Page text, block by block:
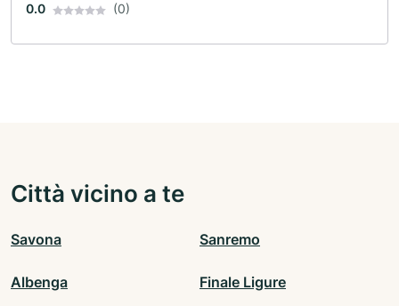
0.0 (0)
Città vicino a te
Savona Sanremo
Albenga Finale Ligure